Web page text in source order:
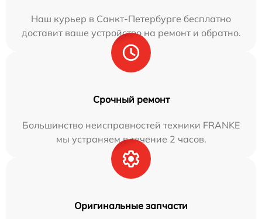
Наш курьер в Санкт-Петербурге бесплатно
доставит ваше устройство на ремонт и обратно.
Срочный ремонт
Большинство неисправностей техники FRANKE
мы устраняем в течение 2 часов.
Оригинальные запчасти